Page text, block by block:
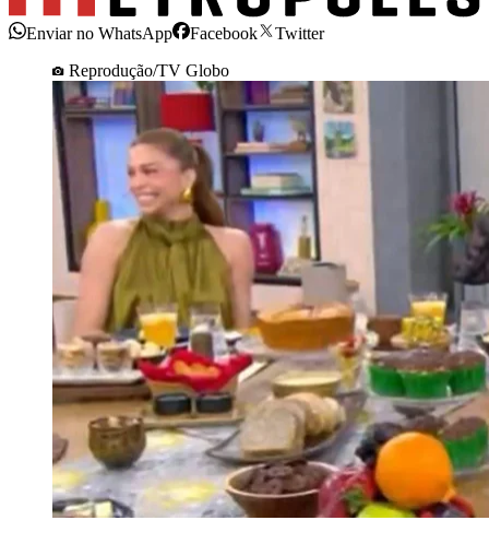
Enviar no WhatsApp Facebook
Twitter
Reprodução/TV Globo